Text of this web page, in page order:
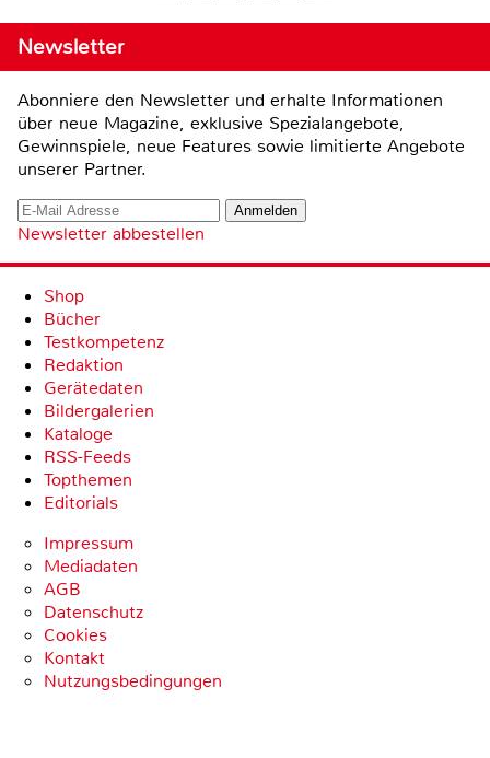
Newsletter
Abonniere den Newsletter und erhalte Informationen
über neue Magazine, exklusive Spezialangebote,
Gewinnspiele, neue Features sowie limitierte Angebote
unserer Partner.
Newsletter abbestellen
Shop
Bücher
Testkompetenz
Redaktion
Gerätedaten
Bildergalerien
Kataloge
RSS-Feeds
Topthemen
Editorials
Impressum
Mediadaten
AGB
Datenschutz
Cookies
Kontakt
Nutzungsbedingungen